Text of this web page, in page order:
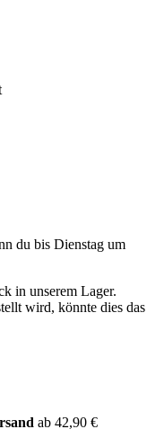
du bis Dienstag um
in unserem Lager.
wird, könnte dies das
ab 42,90 €